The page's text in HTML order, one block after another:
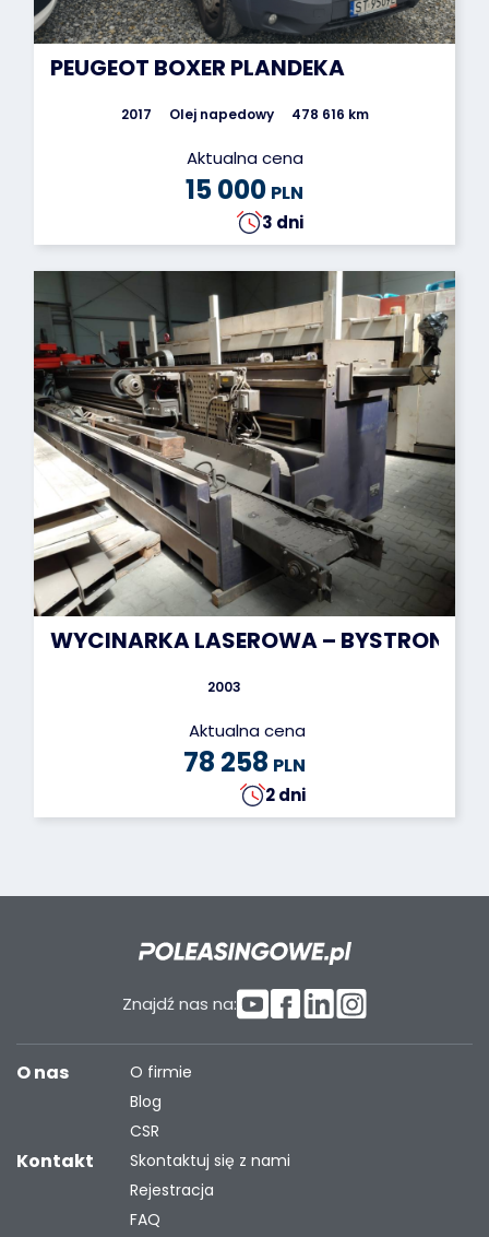
PEUGEOT BOXER PLANDEKA
2017 Olej napedowy 478 616 km
Aktualna cena
15 000 PLN
3 dni
WYCINARKA LASEROWA – BYSTRONIC
2003
Aktualna cena
78 258 PLN
2 dni
Znajdź nas na:
O nas
O firmie
Blog
CSR
Kontakt
Skontaktuj się z nami
Rejestracja
FAQ